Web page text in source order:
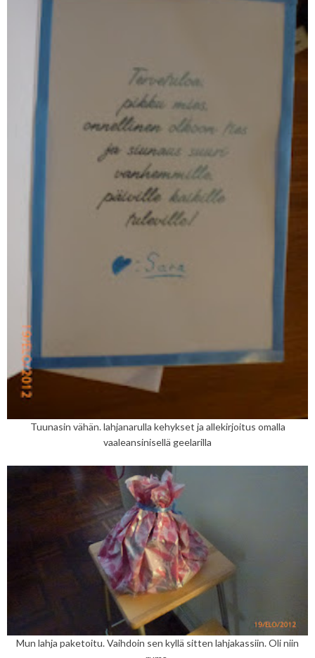
Tuunasin vähän. lahjanarulla kehykset ja allekirjoitus omalla
vaaleansinisellä geelarilla
Mun lahja paketoitu. Vaihdoin sen kyllä sitten lahjakassiin. Oli niin